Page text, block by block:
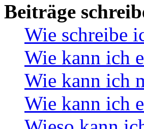
Beiträge
Wie schreibe
Wie kann ich
Wie kann ich
Wie kann ich